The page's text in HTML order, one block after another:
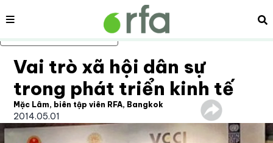
Bỏ qua nội dung chính
Nội dung
Vai trò xã hội dân sự
trong phát triển kinh tế
Mặc Lâm, biên tập viên RFA, Bangkok
2014.05.01